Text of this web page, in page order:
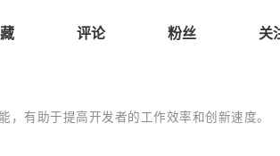
评论 粉丝 关
有助于提高开发者的工作效率和创新速度。